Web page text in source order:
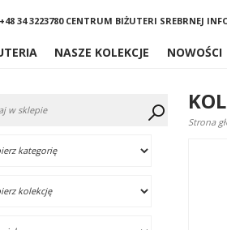
+48 34 3223780 CENTRUM BIŻUTERI SREBRNEJ
NASZE KOLEKCJE NOWOŚCI
Strona